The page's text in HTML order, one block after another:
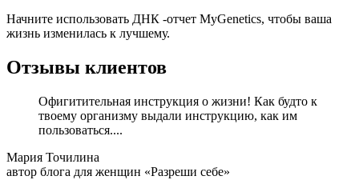
Начните использовать ДНК -отчет MyGenetics, чтобы ваша
жизнь изменилась к лучшему.
Отзывы клиентов
Офигитительная инструкция о жизни! Как будто к
твоему организму выдали инструкцию, как им
пользоваться....
Мария Точилина
автор блога для женщин «Разреши себе»